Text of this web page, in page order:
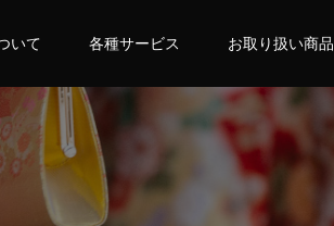
いて 各種サービス お取り扱い商品